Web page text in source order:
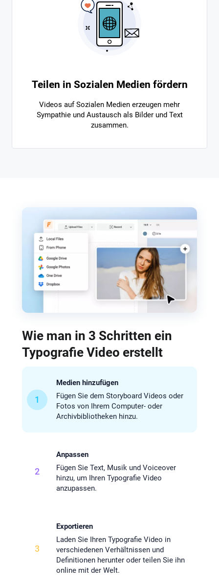
Teilen in Sozialen Medien fördern
Videos auf Sozialen Medien erzeugen mehr
Sympathie und Austausch als Bilder und Text
zusammen.
Wie man in 3 Schritten ein
Typografie Video erstellt
1
Medien hinzufügen
Fügen Sie dem Storyboard Videos oder
Fotos von Ihrem Computer- oder
Archivbibliotheken hinzu.
2
Anpassen
Fügen Sie Text, Musik und Voiceover
hinzu, um Ihren Typografie Video
anzupassen.
3
Exportieren
Laden Sie Ihren Typografie Video in
verschiedenen Verhältnissen und
Definitionen herunter oder teilen Sie ihn
online mit der Welt.